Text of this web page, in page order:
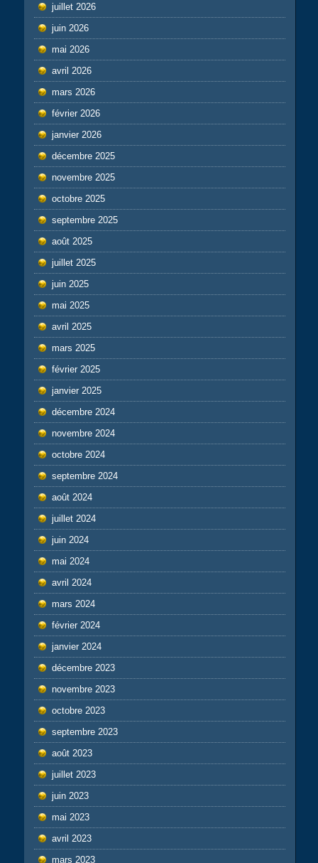
juillet 2026
juin 2026
mai 2026
avril 2026
mars 2026
février 2026
janvier 2026
décembre 2025
novembre 2025
octobre 2025
septembre 2025
août 2025
juillet 2025
juin 2025
mai 2025
avril 2025
mars 2025
février 2025
janvier 2025
décembre 2024
novembre 2024
octobre 2024
septembre 2024
août 2024
juillet 2024
juin 2024
mai 2024
avril 2024
mars 2024
février 2024
janvier 2024
décembre 2023
novembre 2023
octobre 2023
septembre 2023
août 2023
juillet 2023
juin 2023
mai 2023
avril 2023
mars 2023